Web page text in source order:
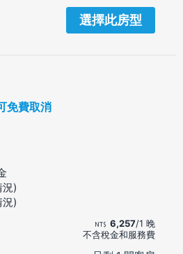
選擇此房型
免費取消
)
)
6,257/1 晚
不含稅金和服務費